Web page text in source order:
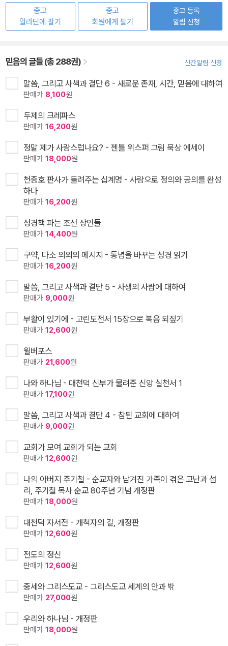
중고
알라딘에 팔기
중고
회원에게 팔기
중고 등록
알림 신청
믿음의 글들 (총 288권) 신간알림 신청
말씀, 그리고 사색과 결단 6 - 새로운 존재, 시간, 믿음에 대하여
판매가 8,100원
두제의 크레파스
판매가 16,200원
정말 제가 사랑스럽나요? - 젠틀 위스퍼 그림 묵상 에세이
판매가 18,000원
천종호 판사가 들려주는 십계명 - 사랑으로 정의와 공의를 완성
하다
판매가 16,200원
성경책 파는 조선 상인들
판매가 14,400원
구약, 다소 의외의 메시지 - 통념을 바꾸는 성경 읽기
판매가 16,200원
말씀, 그리고 사색과 결단 5 - 사생의 사람에 대하여
판매가 9,000원
부활이 있기에 - 고린도전서 15장으로 복음 되짚기
판매가 12,600원
윌버포스
판매가 21,600원
나와 하나님 - 대천덕 신부가 물려준 신앙 실천서 1
판매가 17,100원
말씀, 그리고 사색과 결단 4 - 참된 교회에 대하여
판매가 9,000원
교회가 모여 교회가 되는 교회
판매가 12,600원
나의 아버지 주기철 - 순교자와 남겨진 가족이 겪은 고난과 섭
리, 주기철 목사 순교 80주년 기념 개정판
판매가 18,000원
대천덕 자서전 - 개척자의 길, 개정판
판매가 12,600원
전도의 정신
판매가 12,600원
중세와 그리스도교 - 그리스도교 세계의 안과 밖
판매가 27,000원
우리와 하나님 - 개정판
판매가 18,000원